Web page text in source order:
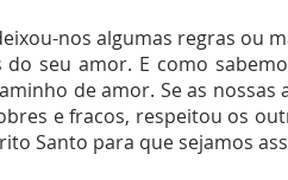
nos algumas regras ou
seu amor. E como
de amor. Se as
e fracos, respeitou os
Santo para que sejamos